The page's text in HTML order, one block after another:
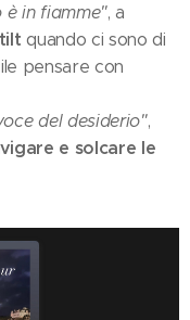
è in fiamme", a
quando ci sono di
pensare con
del desiderio",
e solcare le